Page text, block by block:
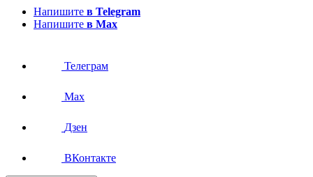
Напишите в Telegram
Напишите в Max
Телеграм
Max
Дзен
ВКонтакте